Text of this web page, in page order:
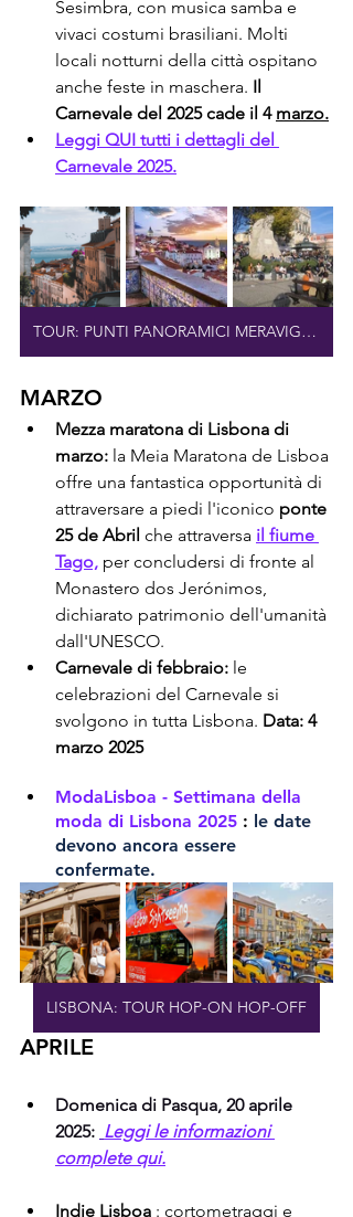
Sesimbra, con musica samba e
vivaci costumi brasiliani. Molti
locali notturni della città ospitano
anche feste in maschera. Il
Carnevale del 2025 cade il 4 marzo.
Leggi QUI tutti i dettagli del
Carnevale 2025.
TOUR: PUNTI PANORAMICI MERAVIGLIOSI DI LISBONA
MARZO
Mezza maratona di Lisbona di
marzo: la Meia Maratona de Lisboa
offre una fantastica opportunità di
attraversare a piedi l'iconico ponte
25 de Abril che attraversa il fiume
Tago, per concludersi di fronte al
Monastero dos Jerónimos,
dichiarato patrimonio dell'umanità
dall'UNESCO.
Carnevale di febbraio: le
celebrazioni del Carnevale si
svolgono in tutta Lisbona. Data: 4
marzo 2025
ModaLisboa - Settimana della
moda di Lisbona 2025 : le date
devono ancora essere
confermate.
LISBONA: TOUR HOP-ON HOP-OFF
APRILE
Domenica di Pasqua, 20 aprile
2025: Leggi le informazioni
complete qui.
Indie Lisboa : cortometraggi e